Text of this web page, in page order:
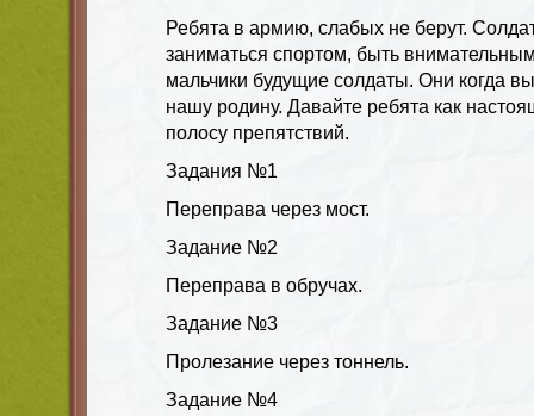
Ребята в армию, слабых не берут.
заниматься спортом, быть
мальчики будущие солдаты. Они когда
нашу родину. Давайте ребята как
полосу препятствий.
Задания №1
Переправа через мост.
Задание №2
Переправа в обручах.
Задание №3
Пролезание через тоннель.
Задание №4